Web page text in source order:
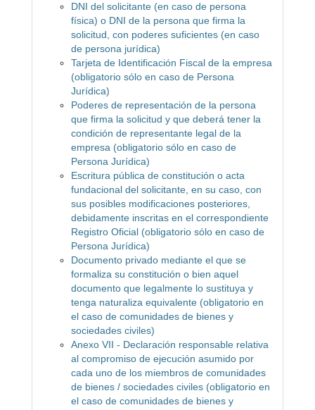
DNI del solicitante (en caso de persona
física) o DNI de la persona que firma la
solicitud, con poderes suficientes (en caso
de persona jurídica)
Tarjeta de Identificación Fiscal de la empresa
(obligatorio sólo en caso de Persona
Jurídica)
Poderes de representación de la persona
que firma la solicitud y que deberá tener la
condición de representante legal de la
empresa (obligatorio sólo en caso de
Persona Jurídica)
Escritura pública de constitución o acta
fundacional del solicitante, en su caso, con
sus posibles modificaciones posteriores,
debidamente inscritas en el correspondiente
Registro Oficial (obligatorio sólo en caso de
Persona Jurídica)
Documento privado mediante el que se
formaliza su constitución o bien aquel
documento que legalmente lo sustituya y
tenga naturaliza equivalente (obligatorio en
el caso de comunidades de bienes y
sociedades civiles)
Anexo VII - Declaración responsable relativa
al compromiso de ejecución asumido por
cada uno de los miembros de comunidades
de bienes / sociedades civiles (obligatorio en
el caso de comunidades de bienes y